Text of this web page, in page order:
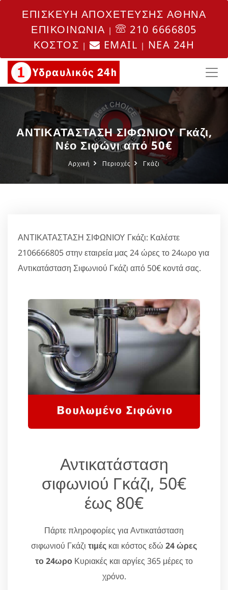
ΕΠΙΣΚΕΥΗ ΑΠΟΧΕΤΕΥΣΗΣ ΑΘΗΝΑ
ΕΠΙΚΟΙΝΩΝΙΑ |
210 6666805
ΚΟΣΤΟΣ | EMAIL | NEA 24H
ΑΝΤΙΚΑΤΑΣΤΑΣΗ ΣΙΦΩΝΙΟΥ Γκάζι,
Νέο Σιφώνι από 50€
Αρχική Περιοχές Γκάζι
ΑΝΤΙΚΑΤΑΣΤΑΣΗ ΣΙΦΩΝΙΟΥ Γκάζι: Καλέστε
2106666805 στην εταιρεία μας 24 ώρες το 24ωρο για
Αντικατάσταση Σιφωνιού Γκάζι από 50€ κοντά σας.
Αντικατάσταση
σιφωνιού Γκάζι, 50€
έως 80€
Πάρτε πληροφορίες για Αντικατάσταση
σιφωνιού Γκάζι τιμές και κόστος εδώ 24 ώρες
το 24ωρο Κυριακές και αργίες 365 μέρες το
χρόνο.